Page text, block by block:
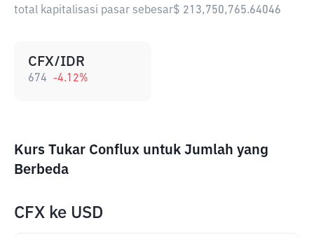
total kapitalisasi pasar sebesar$ 213,750,765.64046
CFX/IDR
674 -4.12%
Kurs Tukar Conflux untuk Jumlah yang
Berbeda
CFX ke USD